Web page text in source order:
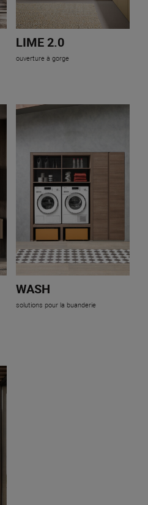
LIME 2.0
ouverture à gorge
WASH
solutions pour la buanderie